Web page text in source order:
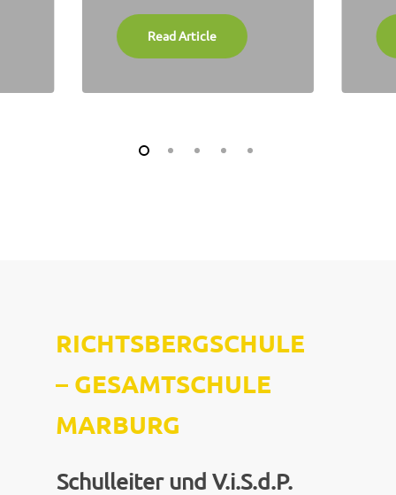
Read Article
RICHTSBERGSCHULE
– GESAMTSCHULE
MARBURG
Schulleiter und V.i.S.d.P.